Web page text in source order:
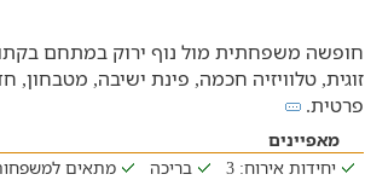
חופשה משפחתית מול נוף ירוק במתחם
זוגית, טלוויזיה חכמה, פינת ישיבה,
פרטית.
מאפיינים
יחידות אירוח: 3
בריכה מתאים